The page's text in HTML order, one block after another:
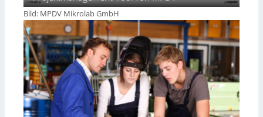
Bild: MPDV Mikrolab GmbH